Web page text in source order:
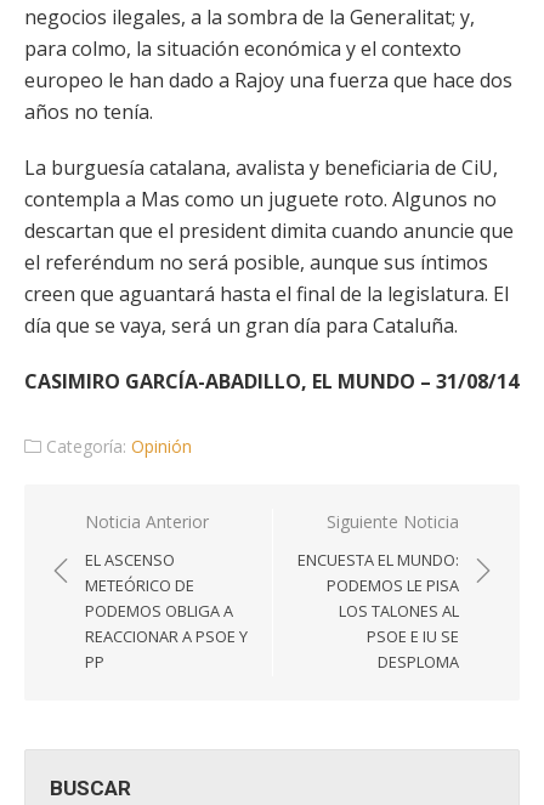
negocios ilegales, a la sombra de la Generalitat; y,
para colmo, la situación económica y el contexto
europeo le han dado a Rajoy una fuerza que hace dos
años no tenía.
La burguesía catalana, avalista y beneficiaria de CiU,
contempla a Mas como un juguete roto. Algunos no
descartan que el president dimita cuando anuncie que
el referéndum no será posible, aunque sus íntimos
creen que aguantará hasta el final de la legislatura. El
día que se vaya, será un gran día para Cataluña.
CASIMIRO GARCÍA-ABADILLO, EL MUNDO – 31/08/14
Categoría: Opinión
Navegación
de
entradas
Noticia Anterior
EL ASCENSO
METEÓRICO DE
PODEMOS OBLIGA A
REACCIONAR A PSOE Y
PP
Siguiente Noticia
ENCUESTA EL MUNDO:
PODEMOS LE PISA
LOS TALONES AL
PSOE E IU SE
DESPLOMA
BUSCAR